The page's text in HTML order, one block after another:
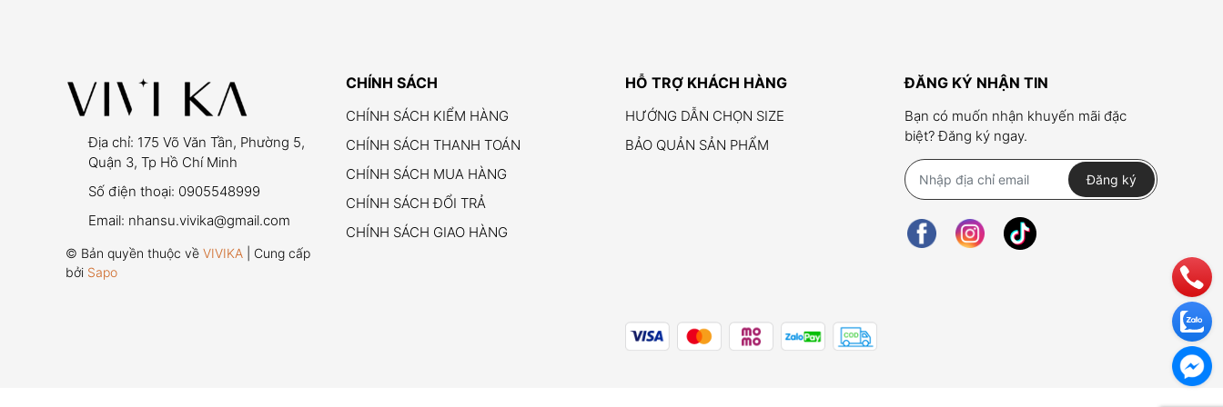
Địa chỉ: 175 Võ Văn Tần, Phường 5,
Quận 3, Tp Hồ Chí Minh
Số điện thoại: 0905548999
Email: nhansu.vivika@gmail.com
© Bản quyền thuộc về VIVIKA | Cung cấp
bởi Sapo
CHÍNH SÁCH
CHÍNH SÁCH KIỂM HÀNG
CHÍNH SÁCH THANH TOÁN
CHÍNH SÁCH MUA HÀNG
CHÍNH SÁCH ĐỔI TRẢ
CHÍNH SÁCH GIAO HÀNG
HỖ TRỢ KHÁCH HÀNG
HƯỚNG DẪN CHỌN SIZE
BẢO QUẢN SẢN PHẨM
ĐĂNG KÝ NHẬN TIN
Bạn có muốn nhận khuyến mãi đặc
biệt? Đăng ký ngay.
Đăng ký